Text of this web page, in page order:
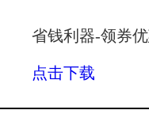
省钱利器-领券
点击下载